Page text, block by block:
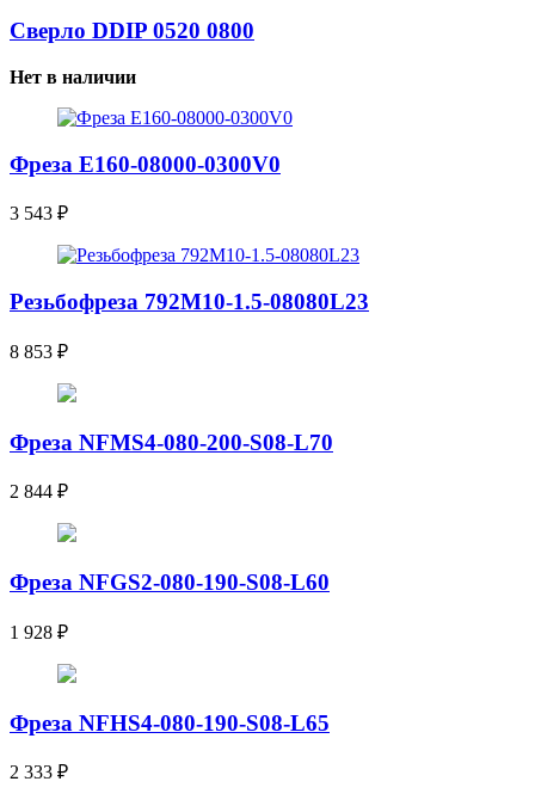
Сверло DDIP 0520 0800
Нет в наличии
Фреза E160-08000-0300V0
3 543 ₽
Резьбофреза 792M10-1.5-08080L23
8 853 ₽
Фреза NFMS4-080-200-S08-L70
2 844 ₽
Фреза NFGS2-080-190-S08-L60
1 928 ₽
Фреза NFHS4-080-190-S08-L65
2 333 ₽